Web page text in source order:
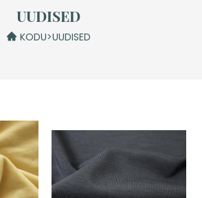
UUDISED
KODU>UUDISED